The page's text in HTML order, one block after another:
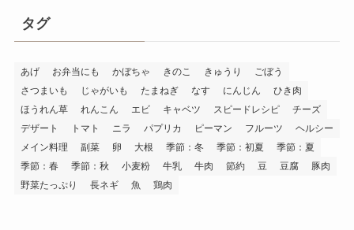
タグ
あげ お弁当にも かぼちゃ きのこ きゅうり
ごぼう
さつまいも
じゃがいも たまねぎ なす にんじん
ひき肉
ほうれん草
れんこん エビ キャベツ スピードレシピ
チーズ
デザート
トマト ニラ パプリカ ピーマン フルーツ
ヘルシー
メイン料理
副菜 卵 大根 季節：冬 季節：初夏
季節：夏
季節：春
季節：秋 小麦粉 牛乳 牛肉 節約 豆 豆腐
豚肉
野菜たっぷり
長ネギ 魚 鶏肉